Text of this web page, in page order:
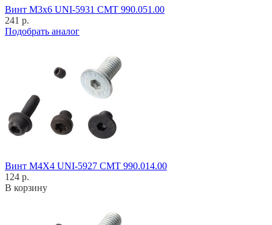
Винт M3x6 UNI-5931 CMT 990.051.00
241 р.
Подобрать аналог
Винт M4X4 UNI-5927 CMT 990.014.00
124 р.
В корзину